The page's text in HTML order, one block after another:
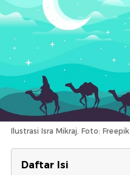
Ilustrasi Isra Mikraj. Foto: Freepik
Daftar Isi